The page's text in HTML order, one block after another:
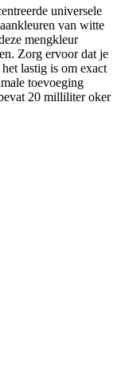
universele
van witte
mengkleur
Zorg ervoor dat je
lastig is om exact
toevoeging
20 milliliter oker